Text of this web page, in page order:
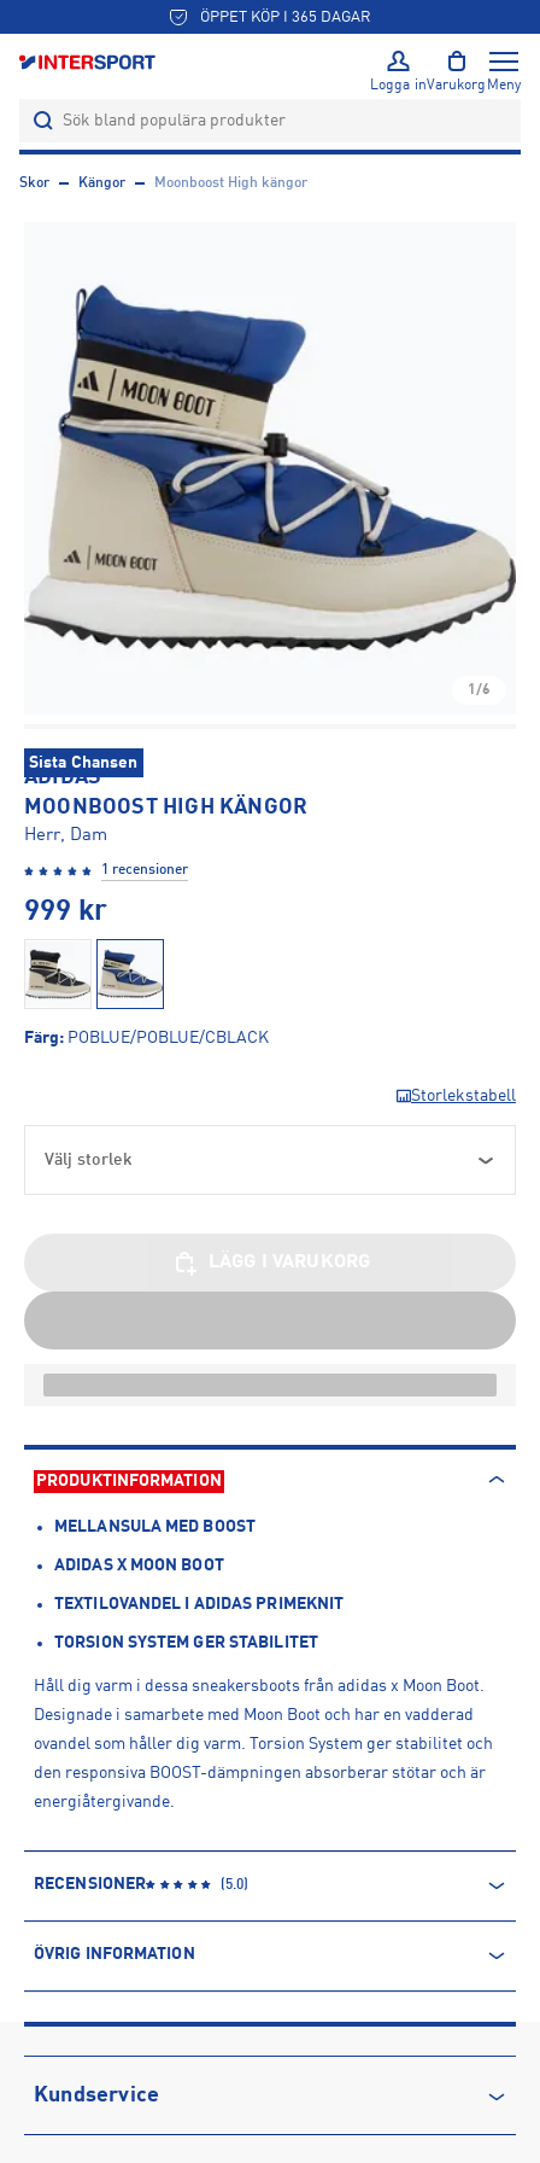
ÖPPET KÖP I 365 DAGAR
Logga inVarukorg Meny
Skor Kängor Moonboost High kängor
1/6
Sista Chansen
ADIDAS
MOONBOOST HIGH KÄNGOR
Herr, Dam
1 recensioner
999 kr
Färg: POBLUE/POBLUE/CBLACK
Storlekstabell
Välj storlek
PRODUKTINFORMATION
MELLANSULA MED BOOST
ADIDAS X MOON BOOT
TEXTILOVANDEL I ADIDAS PRIMEKNIT
TORSION SYSTEM GER STABILITET
Håll dig varm i dessa sneakersboots från adidas x Moon Boot.
Designade i samarbete med Moon Boot och har en vadderad
ovandel som håller dig varm. Torsion System ger stabilitet och
den responsiva BOOST-dämpningen absorberar stötar och är
energiåtergivande.
RECENSIONER (5.0)
ÖVRIG INFORMATION
Produktnummer: 1581035
Leverantörens produktnummer: IH2488
Artikelnummer: 158103501-POBLUE/POBLUE/CBLACK
Kundservice